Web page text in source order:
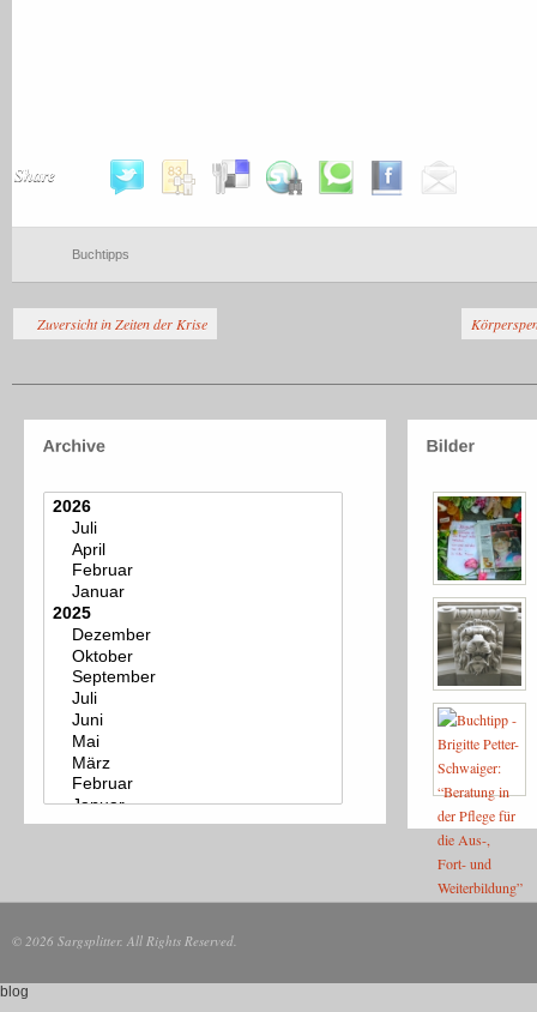
Share
Buchtipps
Zuversicht in Zeiten der Krise
© 2026 Sargsplitter. All Rights Reserved.
blog